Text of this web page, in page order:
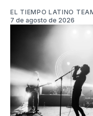
EL TIEMPO LATINO
7 de agosto de 2026